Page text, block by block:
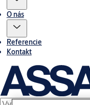
O nás
Referencie
Kontakt